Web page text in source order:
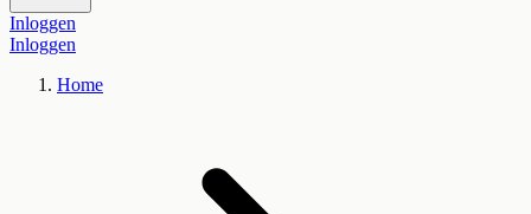
Inloggen
Inloggen
Home